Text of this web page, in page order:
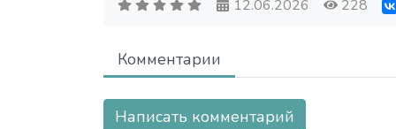
12.06.2026 228
Комментарии
Написать комментарий